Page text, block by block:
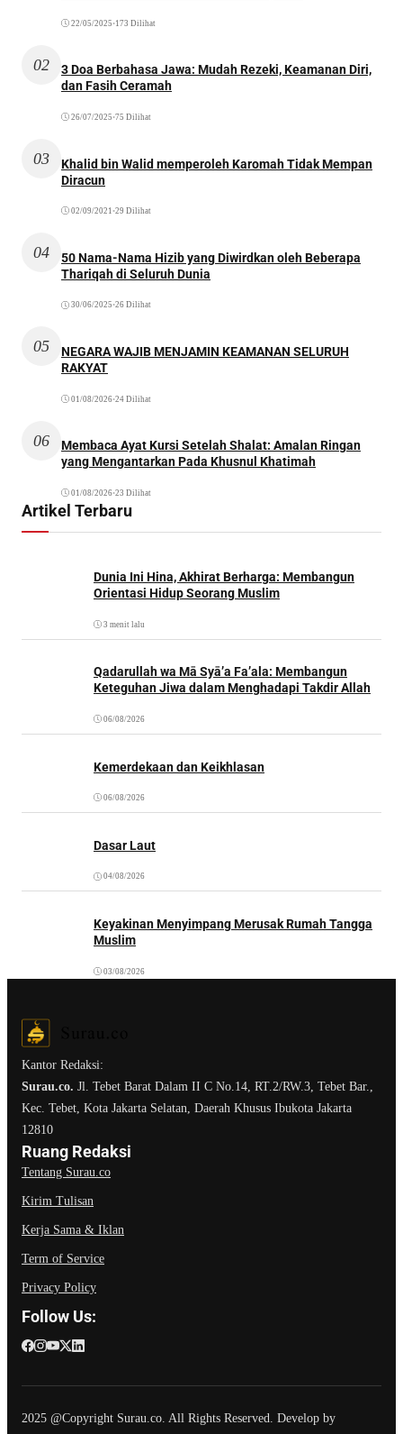
22/05/2025 •173 Dilihat
02
3 Doa Berbahasa Jawa: Mudah Rezeki, Keamanan Diri,
dan Fasih Ceramah
26/07/2025 •75 Dilihat
03
Khalid bin Walid memperoleh Karomah Tidak Mempan
Diracun
02/09/2021 •29 Dilihat
04
50 Nama-Nama Hizib yang Diwirdkan oleh Beberapa
Thariqah di Seluruh Dunia
30/06/2025 •26 Dilihat
05
NEGARA WAJIB MENJAMIN KEAMANAN SELURUH
RAKYAT
01/08/2026•24 Dilihat
06
Membaca Ayat Kursi Setelah Shalat: Amalan Ringan
yang Mengantarkan Pada Khusnul Khatimah
01/08/2026•23 Dilihat
Artikel Terbaru
Dunia Ini Hina, Akhirat Berharga: Membangun
Orientasi Hidup Seorang Muslim
3 menit lalu
Qadarullah wa Mā Syā’a Fa’ala: Membangun
Keteguhan Jiwa dalam Menghadapi Takdir Allah
06/08/2026
Kemerdekaan dan Keikhlasan
06/08/2026
Dasar Laut
04/08/2026
Keyakinan Menyimpang Merusak Rumah Tangga
Muslim
03/08/2026
Kantor Redaksi:
Surau.co. Jl. Tebet Barat Dalam II C No.14, RT.2/RW.3, Tebet Bar.,
Kec. Tebet, Kota Jakarta Selatan, Daerah Khusus Ibukota Jakarta
12810
Ruang Redaksi
Tentang Surau.co
Kirim Tulisan
Kerja Sama & Iklan
Term of Service
Privacy Policy
Follow Us:
2025 @Copyright Surau.co. All Rights Reserved. Develop by